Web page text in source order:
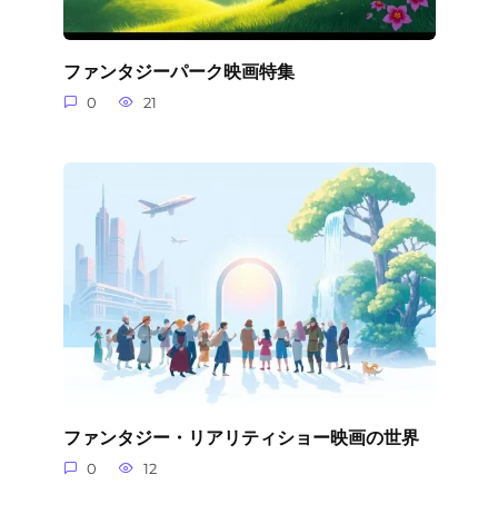
ファンタジーパーク映画特集
0 21
ファンタジー・リアリティショー映画の世界
0 12